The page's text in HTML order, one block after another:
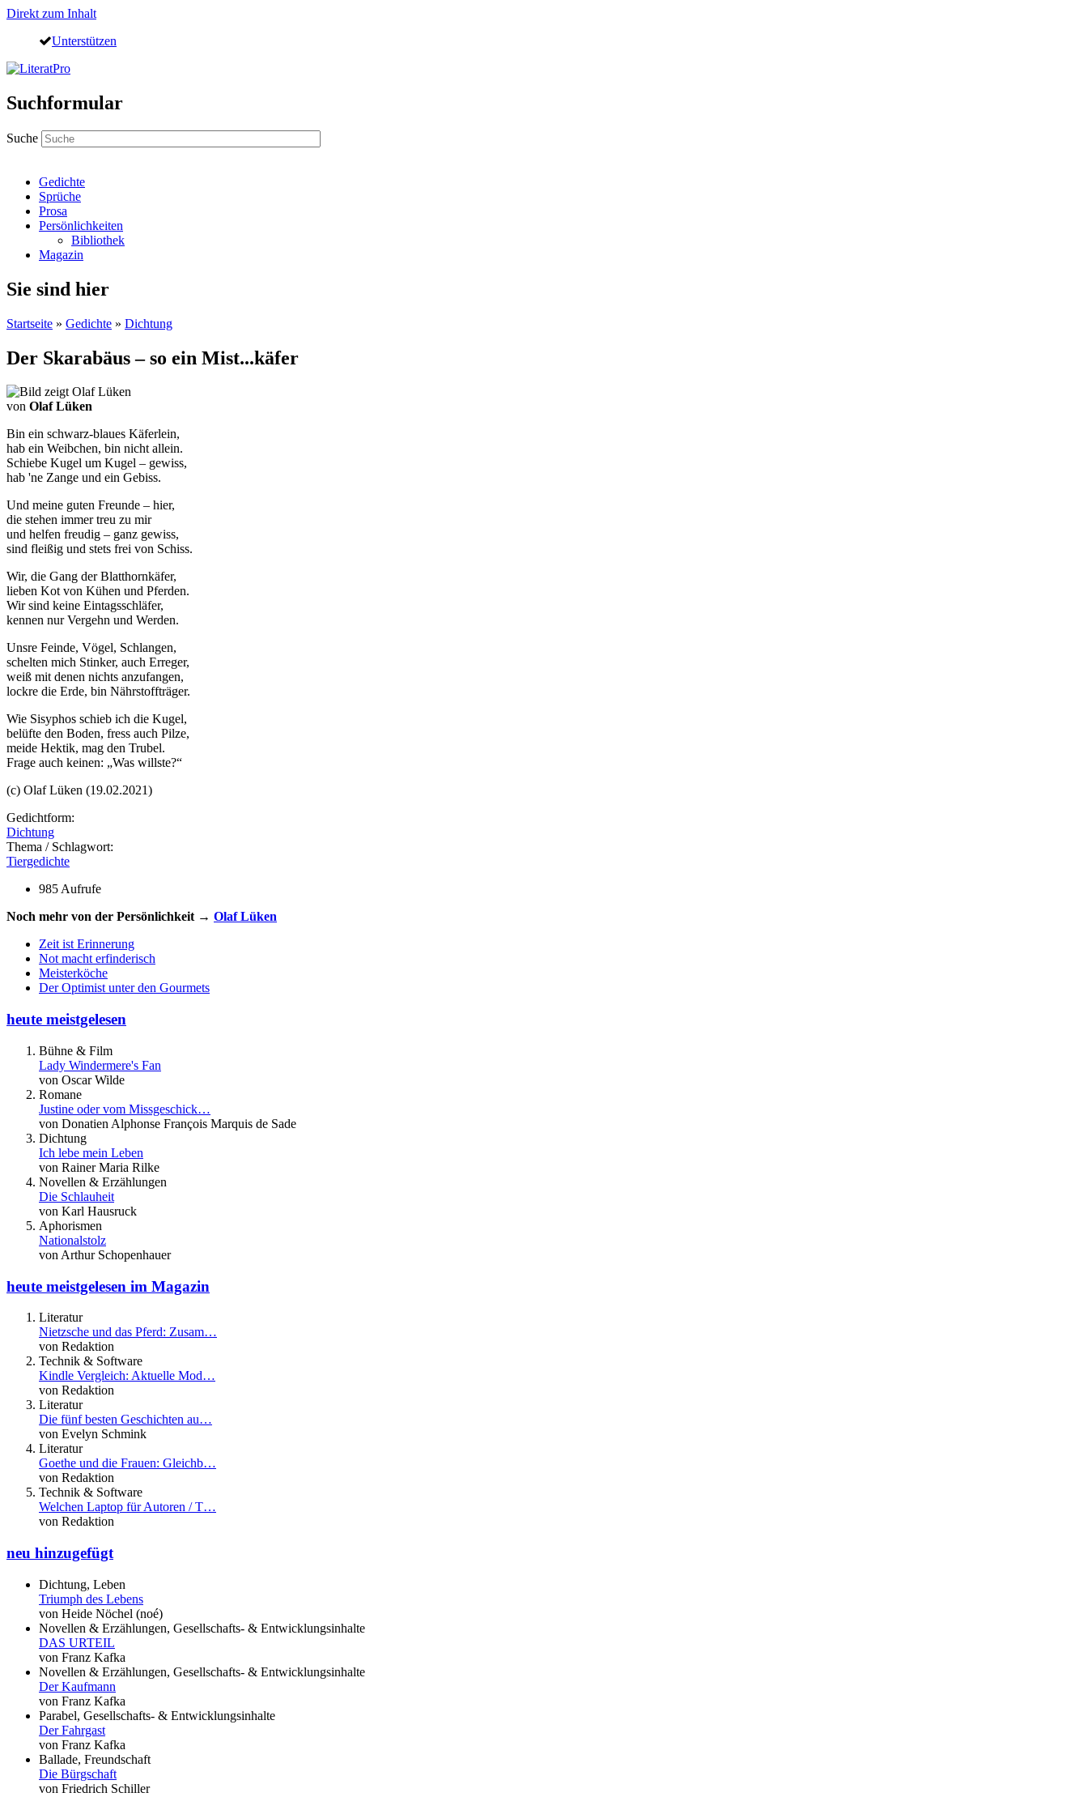
Direkt zum Inhalt
Unterstützen
Suchformular
Suche
Gedichte
Sprüche
Prosa
Persönlichkeiten
Bibliothek
Magazin
Sie sind hier
Startseite » Gedichte » Dichtung
Der Skarabäus – so ein Mist...käfer
von Olaf Lüken
Bin ein schwarz-blaues Käferlein,
hab ein Weibchen, bin nicht allein.
Schiebe Kugel um Kugel – gewiss,
hab 'ne Zange und ein Gebiss.
Und meine guten Freunde – hier,
die stehen immer treu zu mir
und helfen freudig – ganz gewiss,
sind fleißig und stets frei von Schiss.
Wir, die Gang der Blatthornkäfer,
lieben Kot von Kühen und Pferden.
Wir sind keine Eintagsschläfer,
kennen nur Vergehn und Werden.
Unsre Feinde, Vögel, Schlangen,
schelten mich Stinker, auch Erreger,
weiß mit denen nichts anzufangen,
lockre die Erde, bin Nährstoffträger.
Wie Sisyphos schieb ich die Kugel,
belüfte den Boden, fress auch Pilze,
meide Hektik, mag den Trubel.
Frage auch keinen: „Was willste?“
(c) Olaf Lüken (19.02.2021)
Gedichtform:
Dichtung
Thema / Schlagwort:
Tiergedichte
985 Aufrufe
Noch mehr von der Persönlichkeit → Olaf Lüken
Zeit ist Erinnerung
Not macht erfinderisch
Meisterköche
Der Optimist unter den Gourmets
heute meistgelesen
Bühne & Film
Lady Windermere's Fan
von Oscar Wilde
Romane
Justine oder vom Missgeschick…
von Donatien Alphonse François Marquis de Sade
Dichtung
Ich lebe mein Leben
von Rainer Maria Rilke
Novellen & Erzählungen
Die Schlauheit
von Karl Hausruck
Aphorismen
Nationalstolz
von Arthur Schopenhauer
heute meistgelesen im Magazin
Literatur
Nietzsche und das Pferd: Zusam…
von Redaktion
Technik & Software
Kindle Vergleich: Aktuelle Mod…
von Redaktion
Literatur
Die fünf besten Geschichten au…
von Evelyn Schmink
Literatur
Goethe und die Frauen: Gleichb…
von Redaktion
Technik & Software
Welchen Laptop für Autoren / T…
von Redaktion
neu hinzugefügt
Dichtung, Leben
Triumph des Lebens
von Heide Nöchel (noé)
Novellen & Erzählungen, Gesellschafts- & Entwicklungsinhalte
DAS URTEIL
von Franz Kafka
Novellen & Erzählungen, Gesellschafts- & Entwicklungsinhalte
Der Kaufmann
von Franz Kafka
Parabel, Gesellschafts- & Entwicklungsinhalte
Der Fahrgast
von Franz Kafka
Ballade, Freundschaft
Die Bürgschaft
von Friedrich Schiller